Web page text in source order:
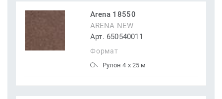
Arena 18550
ARENA NEW
Арт. 650540011
Формат
Рулон 4 x 25 м